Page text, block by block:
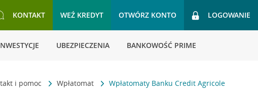
KONTAKT WEŹ KREDYT OTWÓRZ KONTO LOGOWANIE
UBEZPIECZENIA BANKOWOŚĆ PRIME
i pomoc Wpłatomat Wpłatomaty Banku Credit Agricole